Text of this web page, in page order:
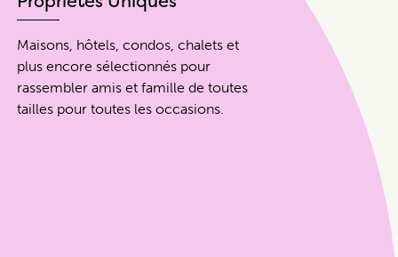
Maisons, hôtels, condos, chalets et
plus encore sélectionnés pour
rassembler amis et famille de toutes
tailles pour toutes les occasions.